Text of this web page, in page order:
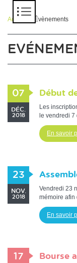
Accueil > Évènements
07
DÉC.
2018
Début
Les
le vendredi
En savoir
23
NOV.
2018
Vendredi 23
mémoire afin
En savoir
17 Bourse